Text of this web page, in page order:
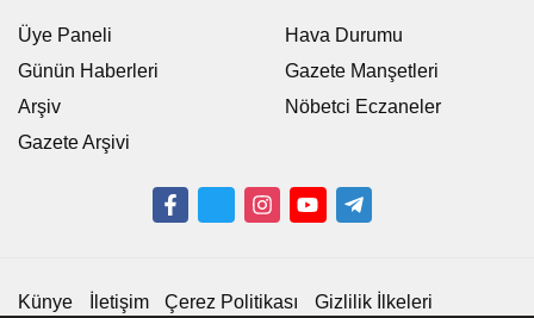
Üye Paneli
Günün Haberleri
Arşiv
Gazete Arşivi
Hava Durumu
Gazete Manşetleri
Nöbetci Eczaneler
Künye İletişim Çerez Politikası Gizlilik İlkeleri